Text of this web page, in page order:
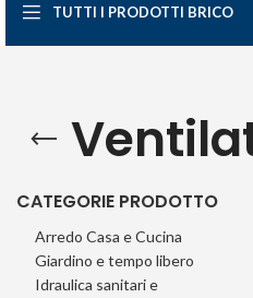
TUTTI I PRODOTTI BRICO
CATEGORIE PRODOTTO
Arredo Casa e Cucina
Giardino e tempo libero
Idraulica sanitari e